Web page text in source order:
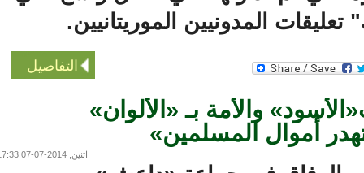
المدونيين الموريتانيين.
التفاصيل
والأمة بـ «الألوان»
أموال المسلمين»
اثنين, 2014-07-07 17:33